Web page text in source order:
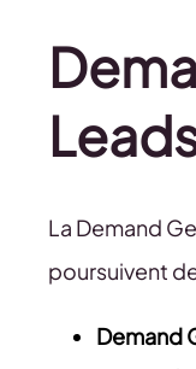
La Demand
poursuivent
Demand